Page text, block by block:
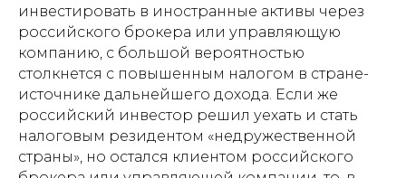
инвестировать в иностранные активы через
российского брокера или управляющую
компанию, с большой вероятностью
столкнется с повышенным налогом в стране-
источнике дальнейшего дохода. Если же
российский инвестор решил уехать и стать
налоговым резидентом «недружественной
страны», но остался клиентом российского